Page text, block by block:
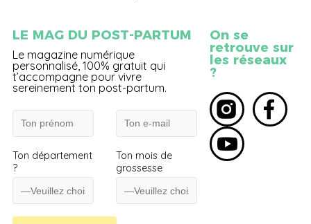
LE MAG DU POST-PARTUM
Le magazine numérique
personnalisé, 100% gratuit qui
t’accompagne pour vivre
sereinement ton post-partum.
Ton département
?
Ton mois de
grossesse
On se
retrouve sur
les réseaux
?